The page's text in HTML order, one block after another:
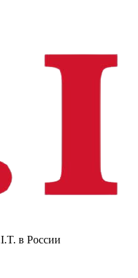
в России